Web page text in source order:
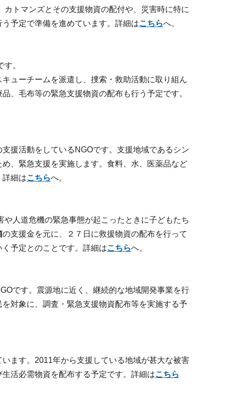
トマンズとその支援物資の配付や、災害時に特に
予定で準備を進めています。詳細はこちらへ。
。
ューチームを派遣し、捜索・救助活動に取り組ん
、毛布等の緊急支援物資の配布も行う予定です。
援活動をしているNGOです。支援地域であるシン
、緊急支援を実施します。食料、水、医薬品など
詳細はこちらへ。
人道危機の緊急事態が起こったときに子どもたち
の支援金を元に、２７日に救援物資の配布を行って
予定とのことです。詳細はこちらへ。
です。震源地に近く、継続的な地域開発事業を行
対象に、調査・緊急支援物資配布等を実施する予
ます。2011年から支援している地域が甚大な被害
活必需物資を配布する予定です。詳細はこちら